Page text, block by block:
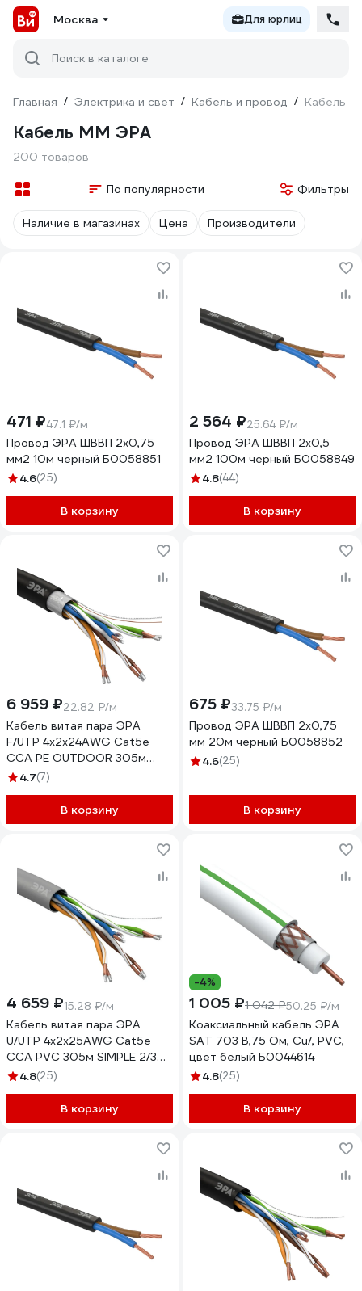
Москва Для юрлиц
Поиск в каталоге
Главная / Электрика и свет / Кабель и провод / Кабель
Кабель ММ ЭРА
200 товаров
По популярности Фильтры
Наличие в магазинах Цена Производители
471 ₽47.1 ₽/м
Провод ЭРА ШВВП 2x0,75
мм2 10м черный Б0058851
4.6(25)
В корзину
2 564 ₽25.64 ₽/м
Провод ЭРА ШВВП 2x0,5
мм2 100м черный Б0058849
4.8(44)
В корзину
6 959 ₽22.82 ₽/м
Кабель витая пара ЭРА
F/UTP 4x2x24AWG Cat5e
CCA PE OUTDOOR 305м
SIMPLE Б0044441
4.7(7)
В корзину
675 ₽33.75 ₽/м
Провод ЭРА ШВВП 2x0,75
мм 20м черный Б0058852
4.6(25)
В корзину
4 659 ₽15.28 ₽/м
Кабель витая пара ЭРА
U/UTP 4x2x25AWG Cat5e
CCA PVC 305м SIMPLE 2/30
Б0044435
4.8(25)
В корзину
-4%
1 005 ₽1 042 ₽50.25 ₽/м
Коаксиальный кабель ЭРА
SAT 703 B,75 Ом, Cu/, PVC,
цвет белый Б0044614
4.8(25)
В корзину